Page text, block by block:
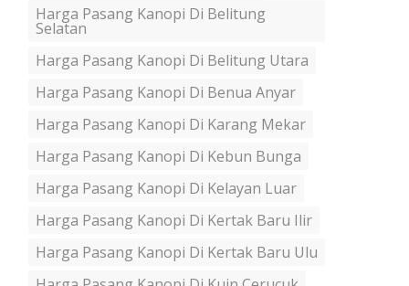
Harga Pasang Kanopi Di Belitung
Selatan
Harga Pasang Kanopi Di Belitung Utara
Harga Pasang Kanopi Di Benua Anyar
Harga Pasang Kanopi Di Karang Mekar
Harga Pasang Kanopi Di Kebun Bunga
Harga Pasang Kanopi Di Kelayan Luar
Harga Pasang Kanopi Di Kertak Baru Ilir
Harga Pasang Kanopi Di Kertak Baru Ulu